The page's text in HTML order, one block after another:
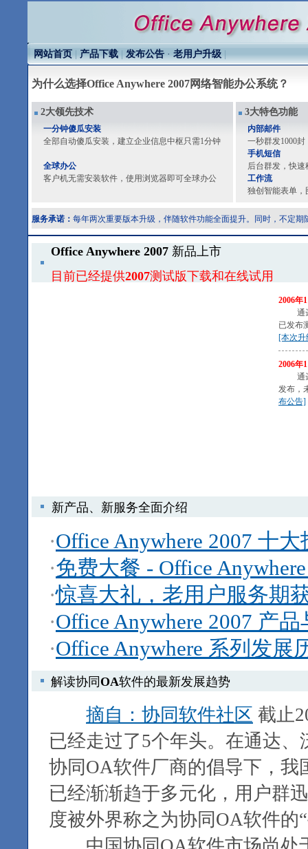
网站首页 产品下载 发布公告 · 老用户升级
为什么选择Office Anywhere 2007网络智能办公系统？
2大领先技术
一分钟傻瓜安装
全部自动傻瓜安装，建立企业信息中枢只需1分钟
全球办公
客户机无需安装软件，使用浏览器即可全球办公
3大特色功能
内部邮件
一秒群发1000
手机短信
后台群发，快
工作流
独创智能表单，
服务承诺： 每年两次重要版本升级，伴随软件功能全面提升。同时，不定
Office Anywhere 2007 新品上市
目前已经提供2007测试版下载和在线试用
2006年
通达
已发布
[本次
2006年
通
发布，
布公告]
新产品、新服务全面介绍
·Office Anywhere 2007 十
·免费大餐 - Office
·惊喜大礼，老用户服务期
·Office Anywhere 2007 产
·Office Anywhere 系列发展
解读协同 OA软件的最新发展趋势
摘自：协同软件社区 截止
已经走过了5个年头。在通达
协同OA软件厂商的倡导下，
已经渐渐趋于多元化，用户群
度被外界称之为协同OA软件的